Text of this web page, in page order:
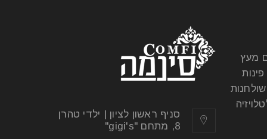
סניף ראשון לציון | ילדי טהרן
8, מתחם "gigi's"
מעץ